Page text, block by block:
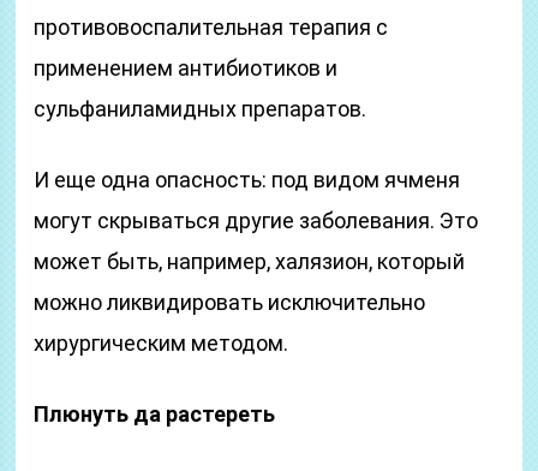
противовоспалительная терапия с
применением антибиотиков и
сульфаниламидных препаратов.
И еще одна опасность: под видом ячменя
могут скрываться другие заболевания. Это
может быть, например, халязион, который
можно ликвидировать исключительно
хирургическим методом.
Плюнуть да растереть